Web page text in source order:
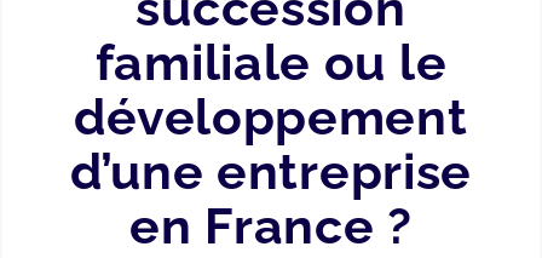
familiale ou le
développement
d’une entreprise
en France ?